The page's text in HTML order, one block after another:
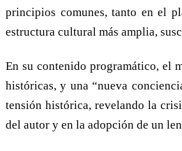
principios comunes, tanto en el
estructura cultural más amplia,
En su contenido programático, el
históricas, y una “nueva
tensión histórica, revelando la
del autor y en la adopción de un